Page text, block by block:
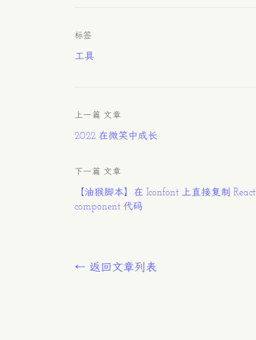
标签
工具
上一篇 文章
2022 在微笑中成长
下一篇 文章
【油猴脚本】在 Iconfont 上直接复制 React
component 代码
← 返回文章列表